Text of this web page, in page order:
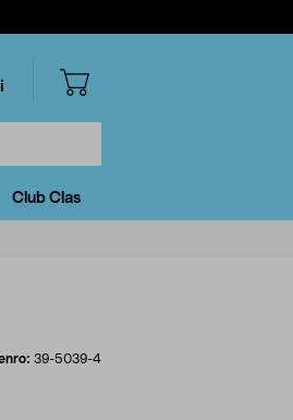
Club Clas
39-5039-4